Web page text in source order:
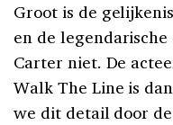
Groot is de
en de
Carter niet. De
Walk The Line is
we dit detail door